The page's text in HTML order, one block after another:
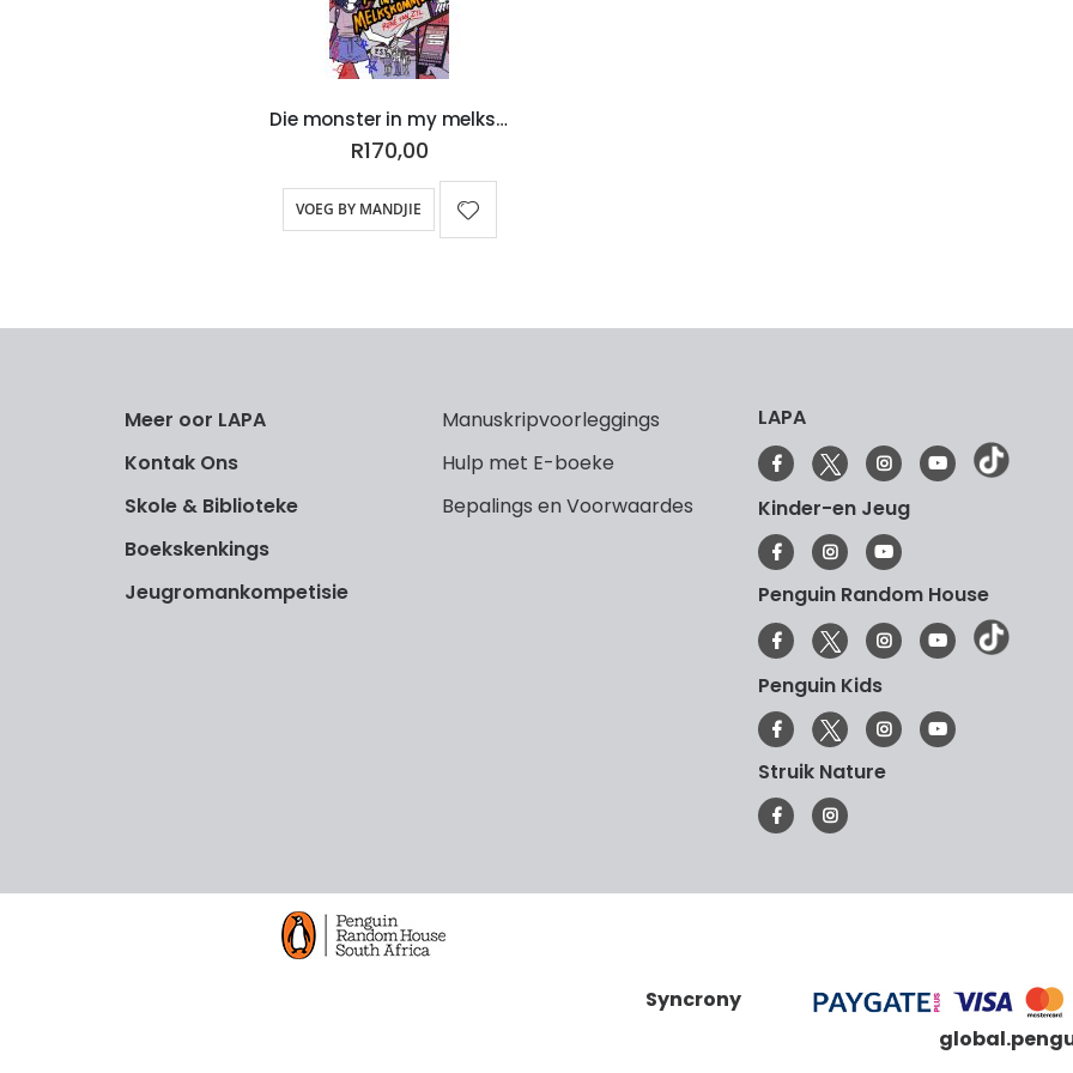
Die monster in my melkskommel (EBOEK)
R170,00
VOEG BY MANDJIE
Meer oor LAPA
Kontak Ons
Skole & Biblioteke
Boekskenkings
Jeugromankompetisie
Manuskripvoorleggings
Hulp met E-boeke
Bepalings en Voorwaardes
LAPA
Kinder-en Jeug
Penguin Random House
Penguin Kids
Struik Nature
Syncrony